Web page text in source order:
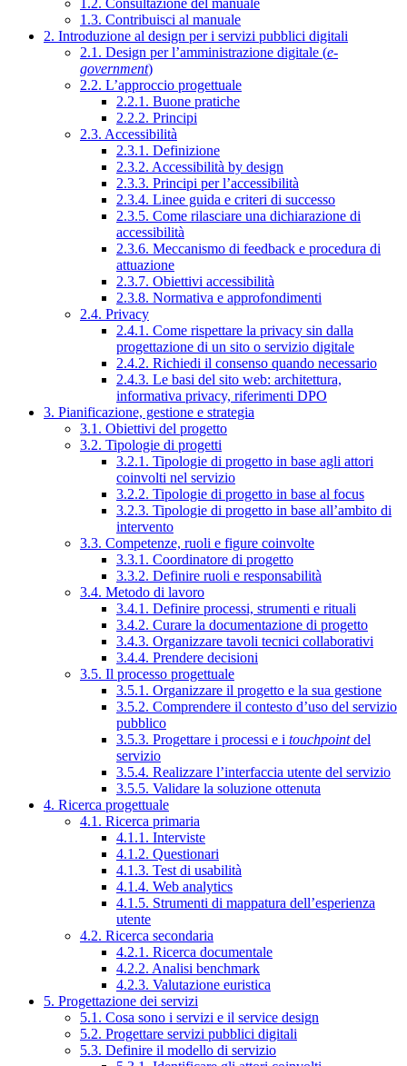
1.2. Consultazione del manuale
1.3. Contribuisci al manuale
2. Introduzione al design per i servizi pubblici digitali
2.1. Design per l’amministrazione digitale (e-
government)
2.2. L’approccio progettuale
2.2.1. Buone pratiche
2.2.2. Principi
2.3. Accessibilità
2.3.1. Definizione
2.3.2. Accessibilità by design
2.3.3. Principi per l’accessibilità
2.3.4. Linee guida e criteri di successo
2.3.5. Come rilasciare una dichiarazione di
accessibilità
2.3.6. Meccanismo di feedback e procedura di
attuazione
2.3.7. Obiettivi accessibilità
2.3.8. Normativa e approfondimenti
2.4. Privacy
2.4.1. Come rispettare la privacy sin dalla
progettazione di un sito o servizio digitale
2.4.2. Richiedi il consenso quando necessario
2.4.3. Le basi del sito web: architettura,
informativa privacy, riferimenti DPO
3. Pianificazione, gestione e strategia
3.1. Obiettivi del progetto
3.2. Tipologie di progetti
3.2.1. Tipologie di progetto in base agli attori
coinvolti nel servizio
3.2.2. Tipologie di progetto in base al focus
3.2.3. Tipologie di progetto in base all’ambito di
intervento
3.3. Competenze, ruoli e figure coinvolte
3.3.1. Coordinatore di progetto
3.3.2. Definire ruoli e responsabilità
3.4. Metodo di lavoro
3.4.1. Definire processi, strumenti e rituali
3.4.2. Curare la documentazione di progetto
3.4.3. Organizzare tavoli tecnici collaborativi
3.4.4. Prendere decisioni
3.5. Il processo progettuale
3.5.1. Organizzare il progetto e la sua gestione
3.5.2. Comprendere il contesto d’uso del servizio
pubblico
3.5.3. Progettare i processi e i touchpointdel
servizio
3.5.4. Realizzare l’interfaccia utente del servizio
3.5.5. Validare la soluzione ottenuta
4. Ricerca progettuale
4.1. Ricerca primaria
4.1.1. Interviste
4.1.2. Questionari
4.1.3. Test di usabilità
4.1.4. Web analytics
4.1.5. Strumenti di mappatura dell’esperienza
utente
4.2. Ricerca secondaria
4.2.1. Ricerca documentale
4.2.2. Analisi benchmark
4.2.3. Valutazione euristica
5. Progettazione dei servizi
5.1. Cosa sono i servizi e il service design
5.2. Progettare servizi pubblici digitali
5.3. Definire il modello di servizio